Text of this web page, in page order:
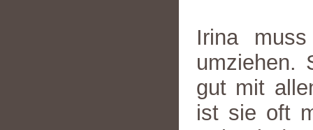
Irina
umziehen.
gut mit
ist sie oft